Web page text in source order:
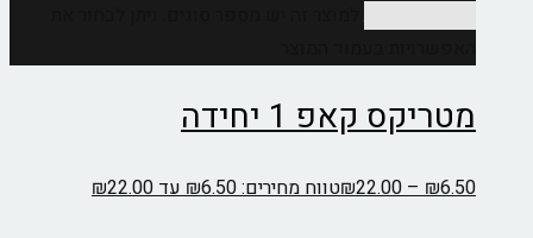
למוצר זה יש מספר סוגים. ניתן לבחור את
קאפ 1 יחידה
₪22.00 טווח מחירים: ⁦₪6.50⁩ עד ⁦₪22.00⁩